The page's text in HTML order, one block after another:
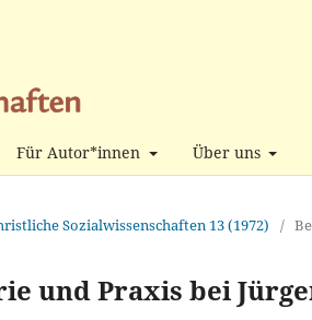
Für Autor*innen Über uns
Sozialwissenschaften 13 (1972) /
und Praxis bei